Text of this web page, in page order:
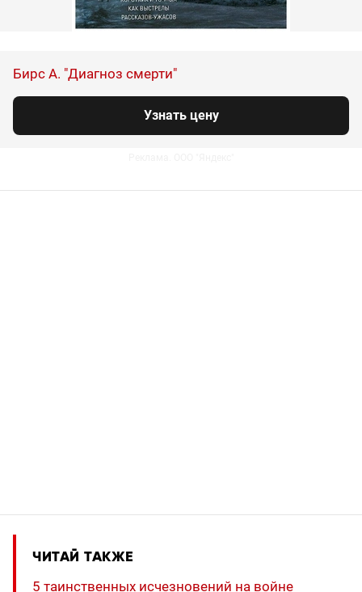
Бирс А. "Диагноз смерти"
Узнать цену
ЧИТАЙ ТАКЖЕ
5 таинственных исчезновений на войне